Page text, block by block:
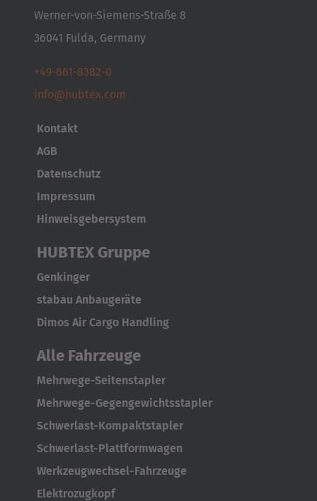
Türkiye
Werner-von-Siemens-Straße 8
36041 Fulda, Germany
+49-661-8382-0
info@hubtex.com
Kontakt
AGB
Datenschutz
Impressum
Hinweisgebersystem
HUBTEX Gruppe
Genkinger
stabau Anbaugeräte
Dimos Air Cargo Handling
Alle Fahrzeuge
Mehrwege-Seitenstapler
Mehrwege-Gegengewichtsstapler
Schwerlast-Kompaktstapler
Schwerlast-Plattformwagen
Werkzeugwechsel-Fahrzeuge
Elektrozugkopf